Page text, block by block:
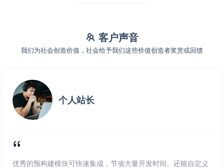
客户声音
我们为社会创造价值，社会给予我们这些价值创造者奖赏或回馈
个人站长
优秀的预构建模块可快速集成，节省大量开发时间。还能自定义